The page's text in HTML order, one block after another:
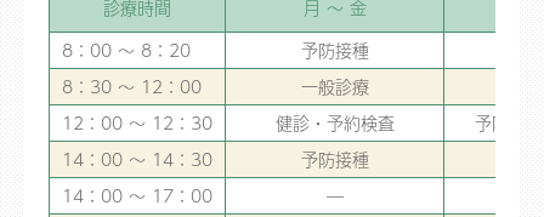
診療時間
月 ～ 金
8：00 ～ 8：20
予防接種
8：30 ～ 12：00
一般診療
12：00 ～ 12：30
健診・予約検査
予防接
14：00 ～ 14：30
予防接種
14：00 ～ 17：00
―